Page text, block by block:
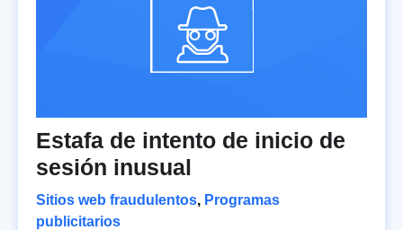
Estafa de intento de inicio de
sesión inusual
Sitios web fraudulentos, Programas
publicitarios